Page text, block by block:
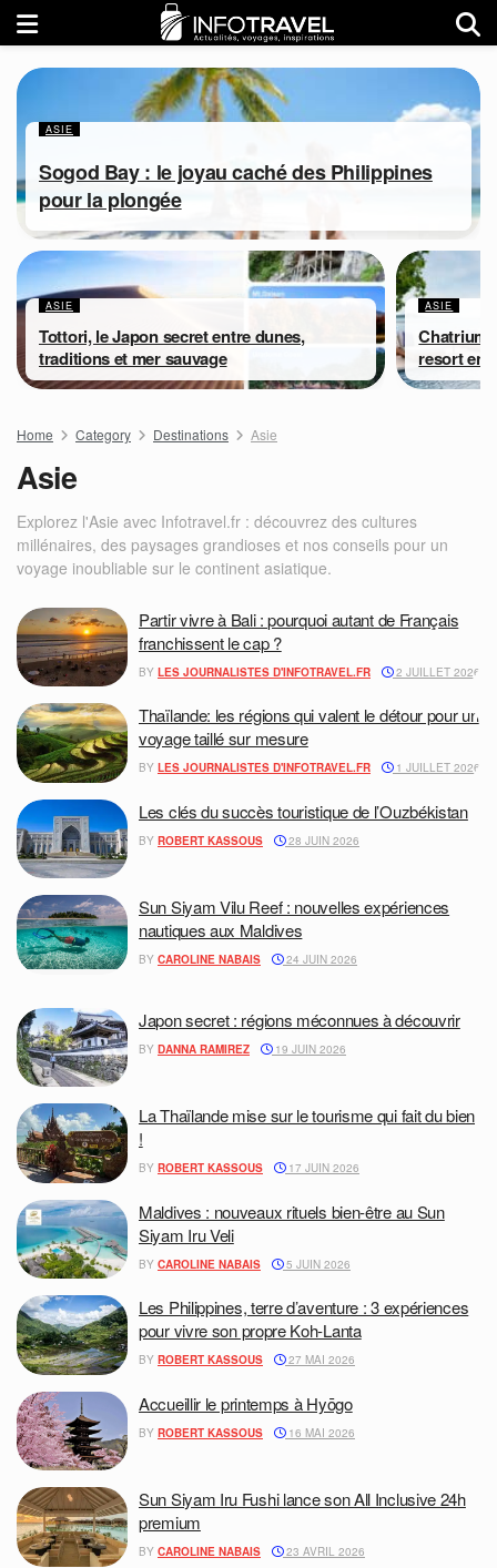
ASIE
Sogod Bay : le joyau caché des Philippines
pour la plongée
ASIE
Tottori, le Japon secret entre dunes,
traditions et mer sauvage
ASIE
Chatrium
resort en
Home Category Destinations Asie
Asie
Explorez l'Asie avec Infotravel.fr : découvrez des cultures
millénaires, des paysages grandioses et nos conseils pour un
voyage inoubliable sur le continent asiatique.
Partir vivre à Bali : pourquoi autant de Français
franchissent le cap ?
BY LES JOURNALISTES D'INFOTRAVEL.FR 2 JUILLET 2026
Thaïlande: les régions qui valent le détour pour un
voyage taillé sur mesure
BY LES JOURNALISTES D'INFOTRAVEL.FR 1 JUILLET 2026
Les clés du succès touristique de l’Ouzbékistan
BY ROBERT KASSOUS 28 JUIN 2026
Sun Siyam Vilu Reef : nouvelles expériences
nautiques aux Maldives
BY CAROLINE NABAIS 24 JUIN 2026
Japon secret : régions méconnues à découvrir
BY DANNA RAMIREZ 19 JUIN 2026
La Thaïlande mise sur le tourisme qui fait du bien
!
BY ROBERT KASSOUS 17 JUIN 2026
Maldives : nouveaux rituels bien-être au Sun
Siyam Iru Veli
BY CAROLINE NABAIS 5 JUIN 2026
Les Philippines, terre d’aventure : 3 expériences
pour vivre son propre Koh-Lanta
BY ROBERT KASSOUS 27 MAI 2026
Accueillir le printemps à Hyōgo
BY ROBERT KASSOUS 16 MAI 2026
Sun Siyam Iru Fushi lance son All Inclusive 24h
premium
BY CAROLINE NABAIS 23 AVRIL 2026